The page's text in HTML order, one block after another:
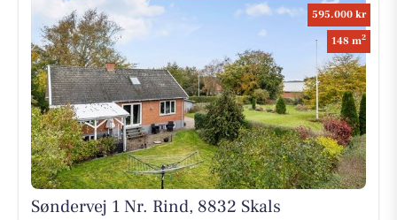
595.000 kr
148 m2
Søndervej 1 Nr. Rind, 8832 Skals